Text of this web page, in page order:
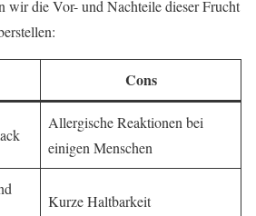
wir die Vor- und Nachteile dieser Frucht
Cons
Allergische Reaktionen bei
einigen Menschen
Kurze Haltbarkeit